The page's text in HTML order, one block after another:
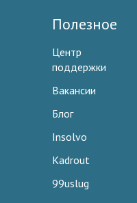
Полезное
Центр
поддержки
Вакансии
Блог
Insolvo
Kadrout
99uslug